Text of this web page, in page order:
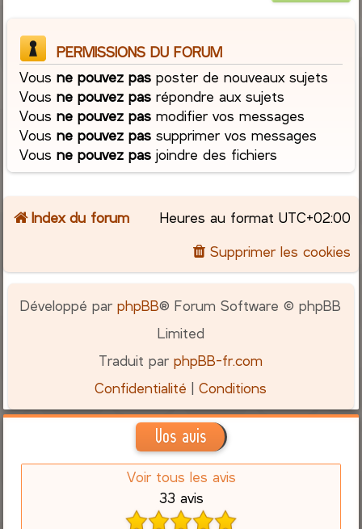
PERMISSIONS DU FORUM
Vousne pouvez pas poster de nouveaux sujets
Vousne pouvez pas répondre aux sujets
Vousne pouvez pas modifier vos messages
Vousne pouvez pas supprimer vos messages
Vousne pouvez pas joindre des fichiers
Index du forum Heures au format UTC+02:00
Supprimer les cookies
Développé parphpBB® Forum Software © phpBB
Limited
Traduit parphpBB-fr.com
Confidentialité |Conditions
Vos avis
Voir tous les avis
33 avis